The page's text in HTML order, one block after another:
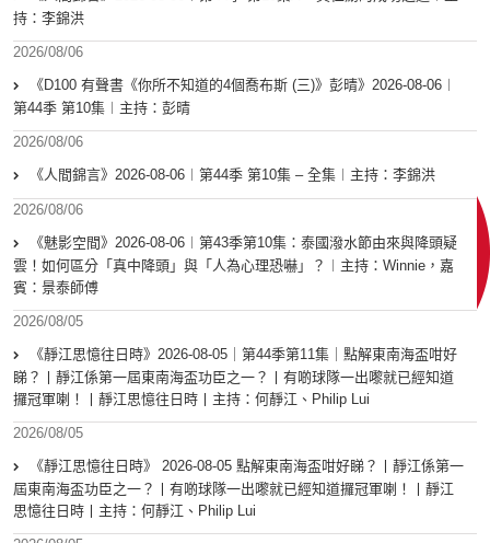
持：李錦洪
2026/08/06
《D100 有聲書《你所不知道的4個喬布斯 (三)》彭晴》2026-08-06︱
第44季 第10集︱主持：彭晴
2026/08/06
《人間錦言》2026-08-06︱第44季 第10集 – 全集︱主持：李錦洪
2026/08/06
《魅影空間》2026-08-06︱第43季第10集：泰國潑水節由來與降頭疑
雲！如何區分「真中降頭」與「人為心理恐嚇」？︱主持：Winnie，嘉
賓：景泰師傅
2026/08/05
《靜江思憶往日時》2026-08-05｜第44季第11集｜點解東南海盃咁好
睇？丨靜江係第一屆東南海盃功臣之一？丨有啲球隊一出嚟就已經知道
攞冠軍喇！丨靜江思憶往日時丨主持：何靜江、Philip Lui
2026/08/05
《靜江思憶往日時》 2026-08-05 點解東南海盃咁好睇？丨靜江係第一
屆東南海盃功臣之一？丨有啲球隊一出嚟就已經知道攞冠軍喇！丨靜江
思憶往日時丨主持：何靜江、Philip Lui